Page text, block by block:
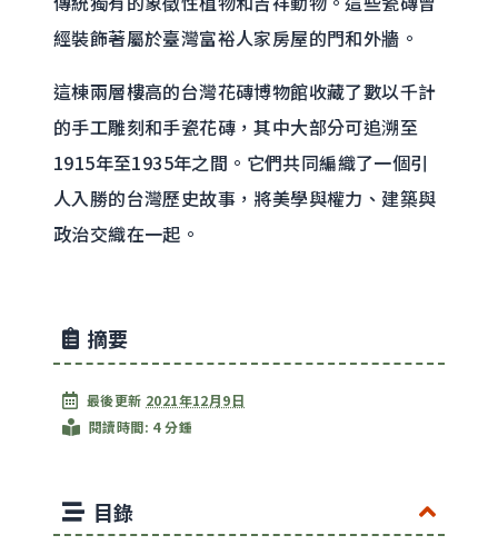
經裝飾著屬於臺灣富裕人家房屋的門和外牆。
這棟兩層樓高的台灣花磚博物館收藏了數以千計
的手工雕刻和手瓷花磚，其中大部分可追溯至
1915年至1935年之間。它們共同編織了一個引
人入勝的台灣歷史故事，將美學與權力、建築與
政治交織在一起。
摘要
最後更新 2021年12月9日
閱讀時間: 4 分鍾
目錄